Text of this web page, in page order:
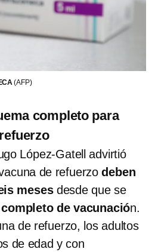
(AFP)
completo para
López-Gatell advirtió
de refuerzodeben
meses desde que se
de vacunación.
de refuerzo, los adultos
de edad y con